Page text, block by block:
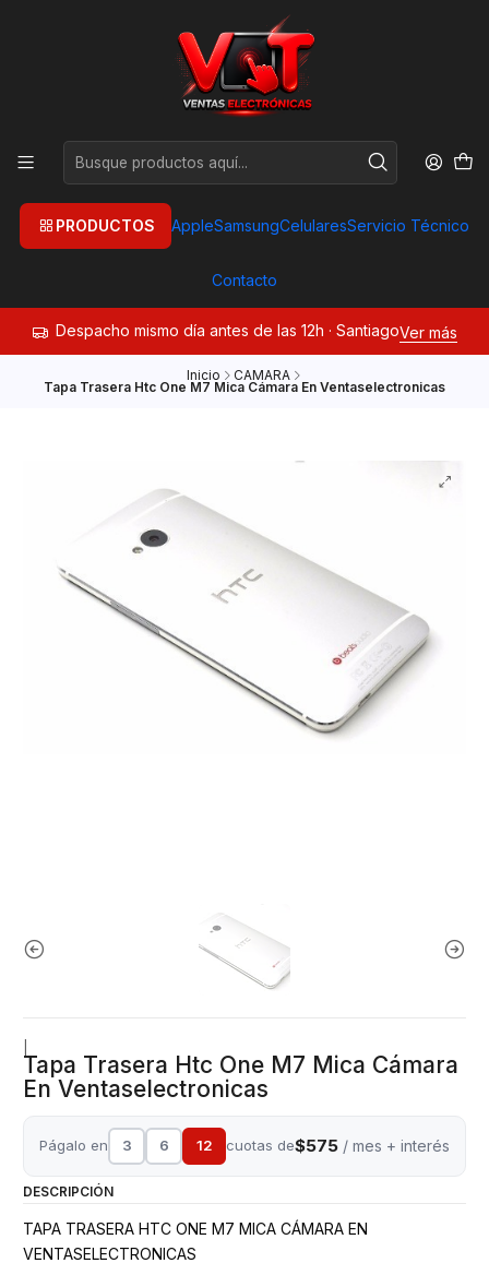
PRODUCTOS AppleSamsungCelularesServicio Técnico
Contacto
Despacho mismo día antes de las 12h · SantiagoVer más
Inicio CAMARA
Tapa Trasera Htc One M7 Mica Cámara En Ventaselectronicas
Tapa Trasera Htc One M7 Mica Cámara
En Ventaselectronicas
Págalo en 3 6 12 cuotas de$575 / mes + interés
DESCRIPCIÓN
TAPA TRASERA HTC ONE M7 MICA CÁMARA EN
VENTASELECTRONICAS